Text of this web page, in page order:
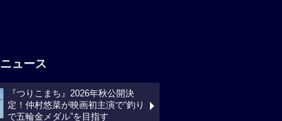
ュース
『つりこまち』2026年秋公開決
定！仲村悠菜が映画初主演で“釣り
で五輪金メダル”を目指す